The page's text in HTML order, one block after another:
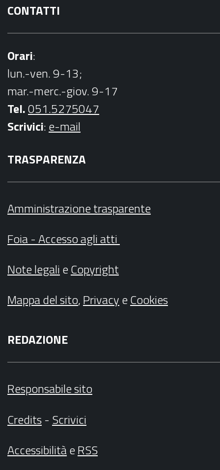
CONTATTI
Orari:
lun.-ven. 9-13;
mar.-merc.-giov. 9-17
Tel.051.5275047
Scrivici:e-mail
TRASPARENZA
Amministrazione trasparente
Foia - Accesso agli atti
Note legalieCopyright
Mappa del sito,PrivacyeCookies
REDAZIONE
Responsabile sito
Credits- Scrivici
AccessibilitàeRSS